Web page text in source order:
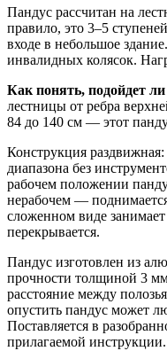
Пандус рассчитан на
правило, это 3–5
входе в небольшое
инвалидных колясок.
Как понять, подойдет
лестницы от ребра
84 до 140 см — этот
Конструкция раздвижная:
диапазона без
рабочем положении
нерабочем —
сложенном виде
перекрывается.
Пандус изготовлен из
прочности толщиной 3
расстояние между
опустить пандус может
Поставляется в
прилагаемой инструкции.